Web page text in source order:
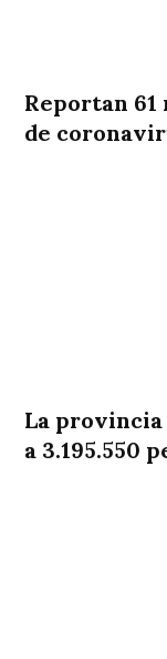
Reportan 61
de
La provincia
a 3.195.550